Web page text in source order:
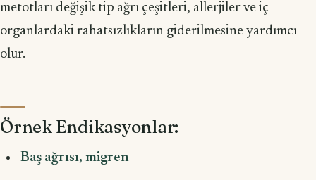
metotları değişik tip ağrı çeşitleri, allerjiler ve iç
organlardaki rahatsızlıkların giderilmesine yardımcı
olur.
Örnek Endikasyonlar:
Baş ağrısı, migren